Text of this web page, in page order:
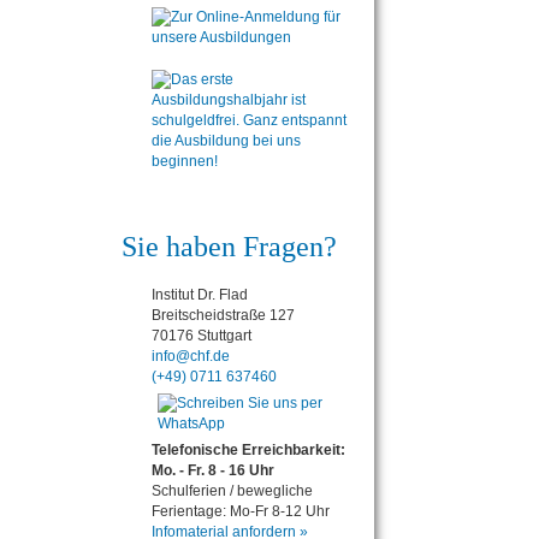
Sie haben Fragen?
Institut Dr. Flad
Breitscheidstraße 127
70176 Stuttgart
info@chf.de
(+49) 0711 637460
Telefonische Erreichbarkeit:
Mo. - Fr. 8 - 16 Uhr
Schulferien / bewegliche
Ferientage: Mo-Fr 8-12 Uhr
Infomaterial anfordern »